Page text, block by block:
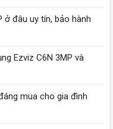
ở đâu uy tín, bảo hành
Ezviz C6N 3MP và
mua cho gia đình